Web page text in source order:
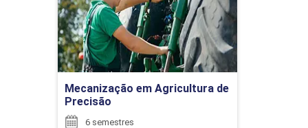
GEOGRAFIA AGRÁRIA
93
Mecanização em Agricultura de
Precisão
6 semestres
Detalhes do curso
Ir para Inscrição